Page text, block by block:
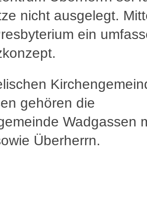
nicht ausgelegt.
ein
gehören die
Wadgassen
Überherrn.